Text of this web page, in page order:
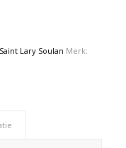
Saint Lary Soulan Merk: